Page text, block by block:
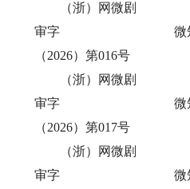
（浙）网微剧
审字
（2026）第016号
微
（浙）网微剧
审字
（2026）第017号
微
（浙）网微剧
审字
微